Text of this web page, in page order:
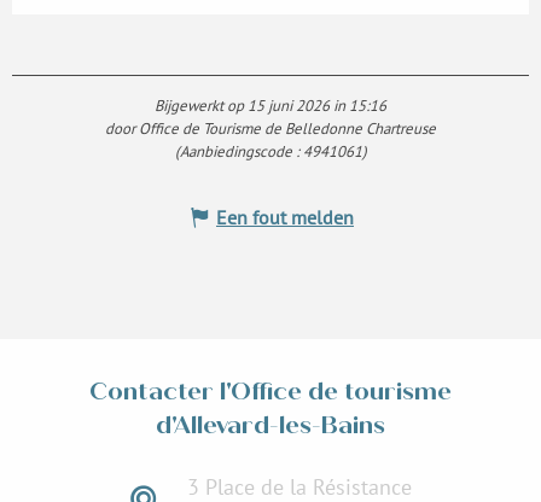
Bijgewerkt op 15 juni 2026 in 15:16
door Office de Tourisme de Belledonne Chartreuse
(Aanbiedingscode :4941061)
Een fout melden
Contacter l'Office de tourisme
d'Allevard-les-Bains
3 Place de la Résistance